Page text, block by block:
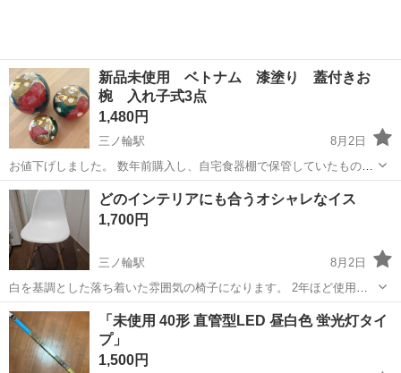
新品未使用 ベトナム 漆塗り 蓋付きお
椀 入れ子式3点
1,480円
三ノ輪駅
8月2日
お値下げしました。 数年前購入し、自宅食器棚で保管していたもので
す。 魚が描かれたカラフルな漆塗りの蓋付き容器3点が入れ子式に収
納されています。 実際にお椀として使用するとしたらお菓子入れ、ま
たは観賞用だと思います...
東京 台東区 三ノ輪駅 オフィス用家具
どのインテリアにも合うオシャレなイス
1,700円
三ノ輪駅
8月2日
白を基調とした落ち着いた雰囲気の椅子になります。 2年ほど使用し
ましたが特に汚れもキズもありません。
東京 台東区 三ノ輪駅 椅子
「未使用 40形 直管型LED 昼白色 蛍光灯タイ
プ」
1,500円